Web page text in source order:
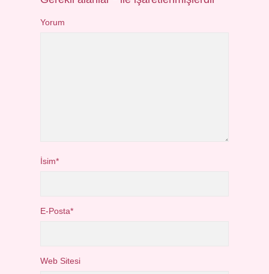
Yorum
İsim*
E-Posta*
Web Sitesi